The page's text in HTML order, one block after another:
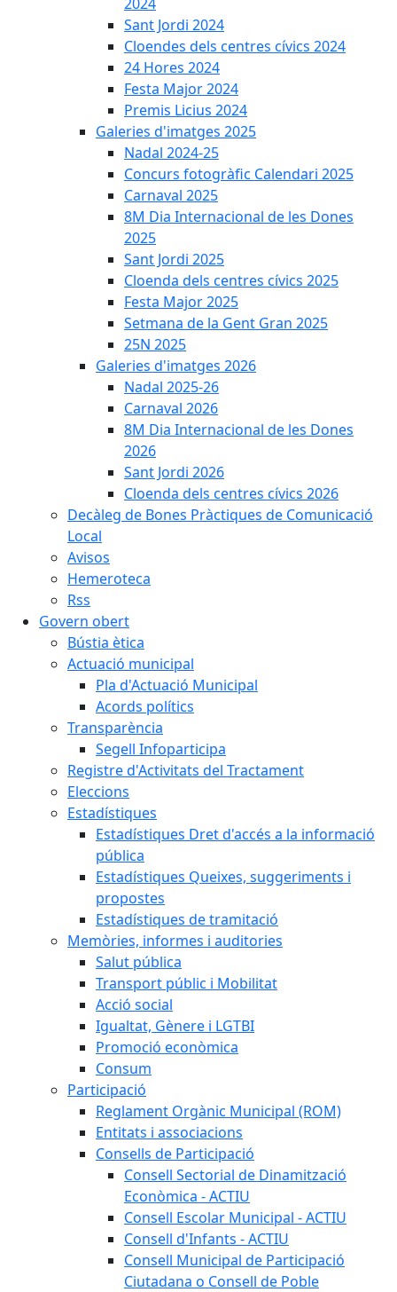
Sant Jordi 2024
Cloendes dels centres cívics 2024
24 Hores 2024
Festa Major 2024
Premis Licius 2024
Galeries d'imatges 2025
Nadal 2024-25
Concurs fotogràfic Calendari 2025
Carnaval 2025
8M Dia Internacional de les Dones
2025
Sant Jordi 2025
Cloenda dels centres cívics 2025
Festa Major 2025
Setmana de la Gent Gran 2025
25N 2025
Galeries d'imatges 2026
Nadal 2025-26
Carnaval 2026
8M Dia Internacional de les Dones
2026
Sant Jordi 2026
Cloenda dels centres cívics 2026
Decàleg de Bones Pràctiques de Comunicació
Local
Avisos
Hemeroteca
Rss
Govern obert
Bústia ètica
Actuació municipal
Pla d'Actuació Municipal
Acords polítics
Transparència
Segell Infoparticipa
Registre d'Activitats del Tractament
Eleccions
Estadístiques
Estadístiques Dret d'accés a la informació
pública
Estadístiques Queixes, suggeriments i
propostes
Estadístiques de tramitació
Memòries, informes i auditories
Salut pública
Transport públic i Mobilitat
Acció social
Igualtat, Gènere i LGTBI
Promoció econòmica
Consum
Participació
Reglament Orgànic Municipal (ROM)
Entitats i associacions
Consells de Participació
Consell Sectorial de Dinamització
Econòmica - ACTIU
Consell Escolar Municipal - ACTIU
Consell d'Infants - ACTIU
Consell Municipal de Participació
Ciutadana o Consell de Poble